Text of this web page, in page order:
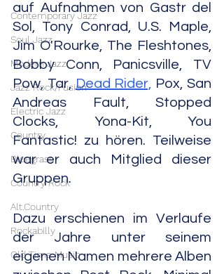
Contemporary Jazz
Soul Jazz
Modern Jazz
Jazz Rock/Fusion
Electric Jazz
Country
Bluegrass
Country Rock
Alt.Country
Rockabilly
Old Time Music
auf Aufnahmen von Gastr del
Sol, Tony Conrad, U.S. Maple,
Jim O'Rourke, The Fleshtones,
Bobby Conn, Panicsville, TV
Pow, Tar, Dead Rider, Pox, San
Andreas Fault, Stopped
Clocks, Yona-Kit, You
Fantastic! zu hören. Teilweise
war er auch Mitglied dieser
Gruppen.
Dazu erschienen im Verlaufe
der Jahre unter seinem
eigenen Namen mehrere Alben